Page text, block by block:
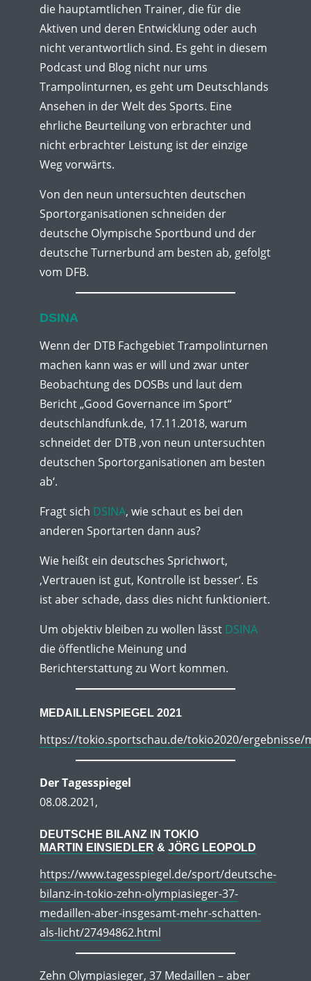
die hauptamtlichen Trainer, die für die
Aktiven und deren Entwicklung oder auch
nicht verantwortlich sind. Es geht in diesem
Podcast und Blog nicht nur ums
Trampolinturnen, es geht um Deutschlands
Ansehen in der Welt des Sports. Eine
ehrliche Beurteilung von erbrachter und
nicht erbrachter Leistung ist der einzige
Weg vorwärts.
Von den neun untersuchten deutschen
Sportorganisationen schneiden der
deutsche Olympische Sportbund und der
deutsche Turnerbund am besten ab, gefolgt
vom DFB.
DSINA
Wenn der DTB Fachgebiet Trampolinturnen
machen kann was er will und zwar unter
Beobachtung des DOSBs und laut dem
Bericht „Good Governance im Sport“
deutschlandfunk.de, 17.11.2018, warum
schneidet der DTB ‚von neun untersuchten
deutschen Sportorganisationen am besten
ab‘.
Fragt sich DSINA, wie schaut es bei den
anderen Sportarten dann aus?
Wie heißt ein deutsches Sprichwort,
‚Vertrauen ist gut, Kontrolle ist besser‘. Es
ist aber schade, dass dies nicht funktioniert.
Um objektiv bleiben zu wollen lässt DSINA
die öffentliche Meinung und
Berichterstattung zu Wort kommen.
MEDAILLENSPIEGEL 2021
https://tokio.sportschau.de/tokio2020/ergebnisse/
Der Tagesspiegel
08.08.2021,
DEUTSCHE BILANZ IN TOKIO
MARTIN EINSIEDLER & JÖRG LEOPOLD
https://www.tagesspiegel.de/sport/deutsche-
bilanz-in-tokio-zehn-olympiasieger-37-
medaillen-aber-insgesamt-mehr-schatten-
als-licht/27494862.html
Zehn Olympiasieger, 37 Medaillen – aber